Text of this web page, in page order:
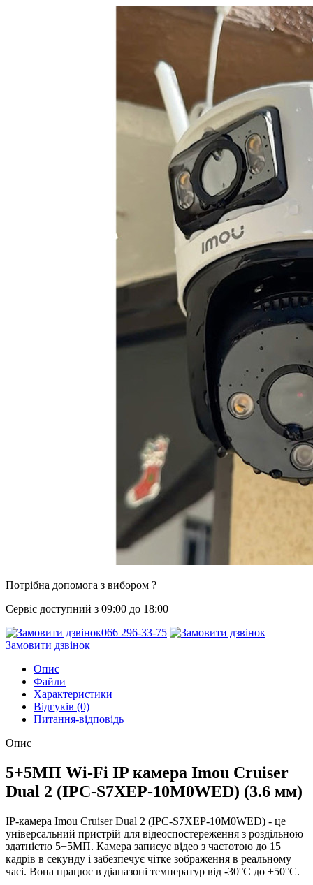
Потрібна допомога з вибором ?
Сервіс доступний з 09:00 до 18:00
066 296-33-75
Замовити дзвінок
Опис
Файли
Характеристики
Відгуків (0)
Питання-відповідь
Опис
5+5МП Wi-Fi IP камера Imou Cruiser
Dual 2 (IPC-S7XEP-10M0WED) (3.6 мм)
IP-камера Imou Cruiser Dual 2 (IPC-S7XEP-10M0WED) - це
універсальний пристрій для відеоспостереження з роздільною
здатністю 5+5МП. Камера записує відео з частотою до 15
кадрів в секунду і забезпечує чітке зображення в реальному
часі. Вона працює в діапазоні температур від -30°C до +50°C.